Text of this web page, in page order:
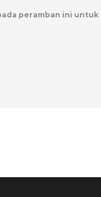
peramban ini